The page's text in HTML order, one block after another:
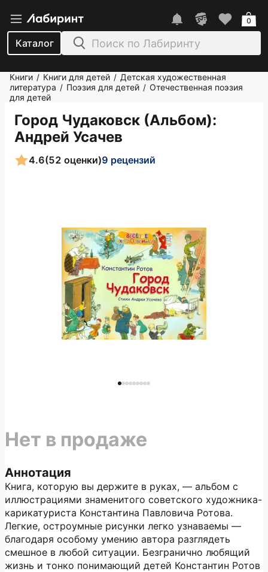
Каталог
0
Книги / Книги для детей / Детская художественная
литература / Поэзия для детей / Отечественная поэзия
для детей
Город Чудаковск (Альбом):
Андрей Усачев
4.6(52 оценки)9 рецензий
Аннотация
Книга, которую вы держите в руках, — альбом с
иллюстрациями знаменитого советского художника-
карикатуриста Константина Павловича Ротова.
Легкие, остроумные рисунки легко узнаваемы —
благодаря особому умению автора разглядеть
смешное в любой ситуации. Безгранично любящий
жизнь и тонко понимающий детей Константин Ротов
Нет в продаже